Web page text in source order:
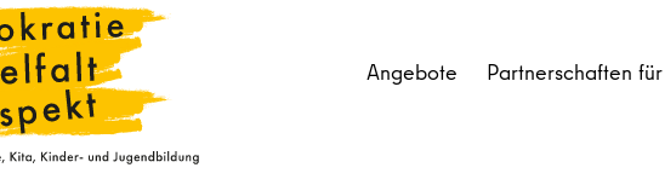
Angebote Partnerschaften